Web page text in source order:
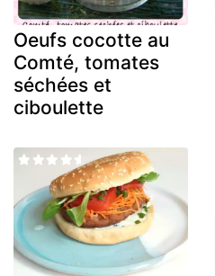
Oeufs cocotte au
Comté, tomates
séchées et
ciboulette